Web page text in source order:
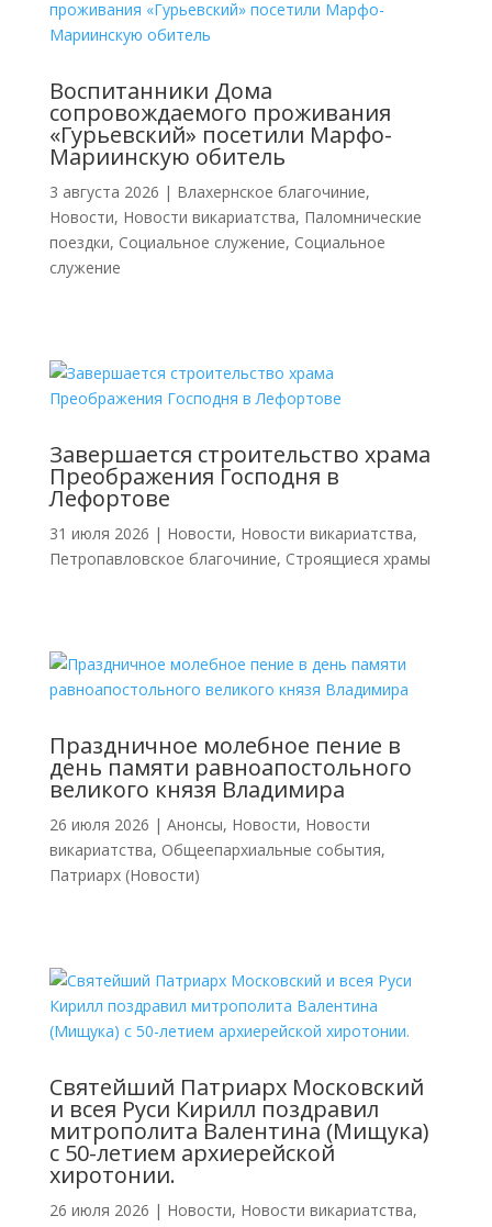
Воспитанники Дома
сопровождаемого проживания
«Гурьевский» посетили Марфо-
Мариинскую обитель
3 августа 2026 | Влахернское благочиние,
Новости, Новости викариатства, Паломнические
поездки, Социальное служение, Социальное
служение
Завершается строительство храма
Преображения Господня в
Лефортове
31 июля 2026 | Новости, Новости викариатства,
Петропавловское благочиние, Строящиеся храмы
Праздничное молебное пение в
день памяти равноапостольного
великого князя Владимира
26 июля 2026 | Анонсы, Новости, Новости
викариатства, Общеепархиальные события,
Патриарх (Новости)
Святейший Патриарх Московский
и всея Руси Кирилл поздравил
митрополита Валентина (Мищука)
с 50-летием архиерейской
хиротонии.
26 июля 2026 | Новости, Новости викариатства,